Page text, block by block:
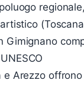
Gimignano
e Arezzo